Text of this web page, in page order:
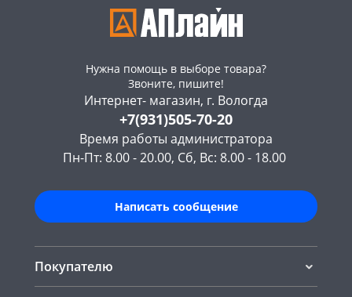
Нужна помощь в выборе товара?
Звоните, пишите!
Интернет- магазин, г. Вологда
+7(931)505-70-20
Время работы администратора
Пн-Пт: 8.00 - 20.00, Сб, Вс: 8.00 - 18.00
Написать сообщение
Покупателю